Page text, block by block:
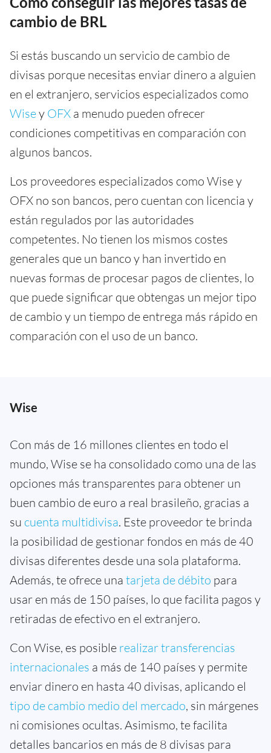
cambio de BRL
Si estás buscando un servicio de cambio de
divisas porque necesitas enviar dinero a alguien
en el extranjero, servicios especializados como
Wisey OFX a menudo pueden ofrecer
condiciones competitivas en comparación con
algunos bancos.
Los proveedores especializados como Wise y
OFX no son bancos, pero cuentan con licencia y
están regulados por las autoridades
competentes. No tienen los mismos costes
generales que un banco y han invertido en
nuevas formas de procesar pagos de clientes, lo
que puede significar que obtengas un mejor tipo
de cambio y un tiempo de entrega más rápido en
comparación con el uso de un banco.
Wise
Con más de 16 millones clientes en todo el
mundo, Wise se ha consolidado como una de las
opciones más transparentes para obtener un
buen cambio de euro a real brasileño, gracias a
su cuenta multidivisa. Este proveedor te brinda
la posibilidad de gestionar fondos en más de 40
divisas diferentes desde una sola plataforma.
Además, te ofrece una tarjeta de débito para
usar en más de 150 países, lo que facilita pagos y
retiradas de efectivo en el extranjero.
Con Wise, es posible realizar transferencias
internacionales a más de 140 países y permite
enviar dinero en hasta 40 divisas, aplicando el
tipo de cambio medio del mercado, sin márgenes
ni comisiones ocultas. Asimismo, te facilita
detalles bancarios en más de 8 divisas para